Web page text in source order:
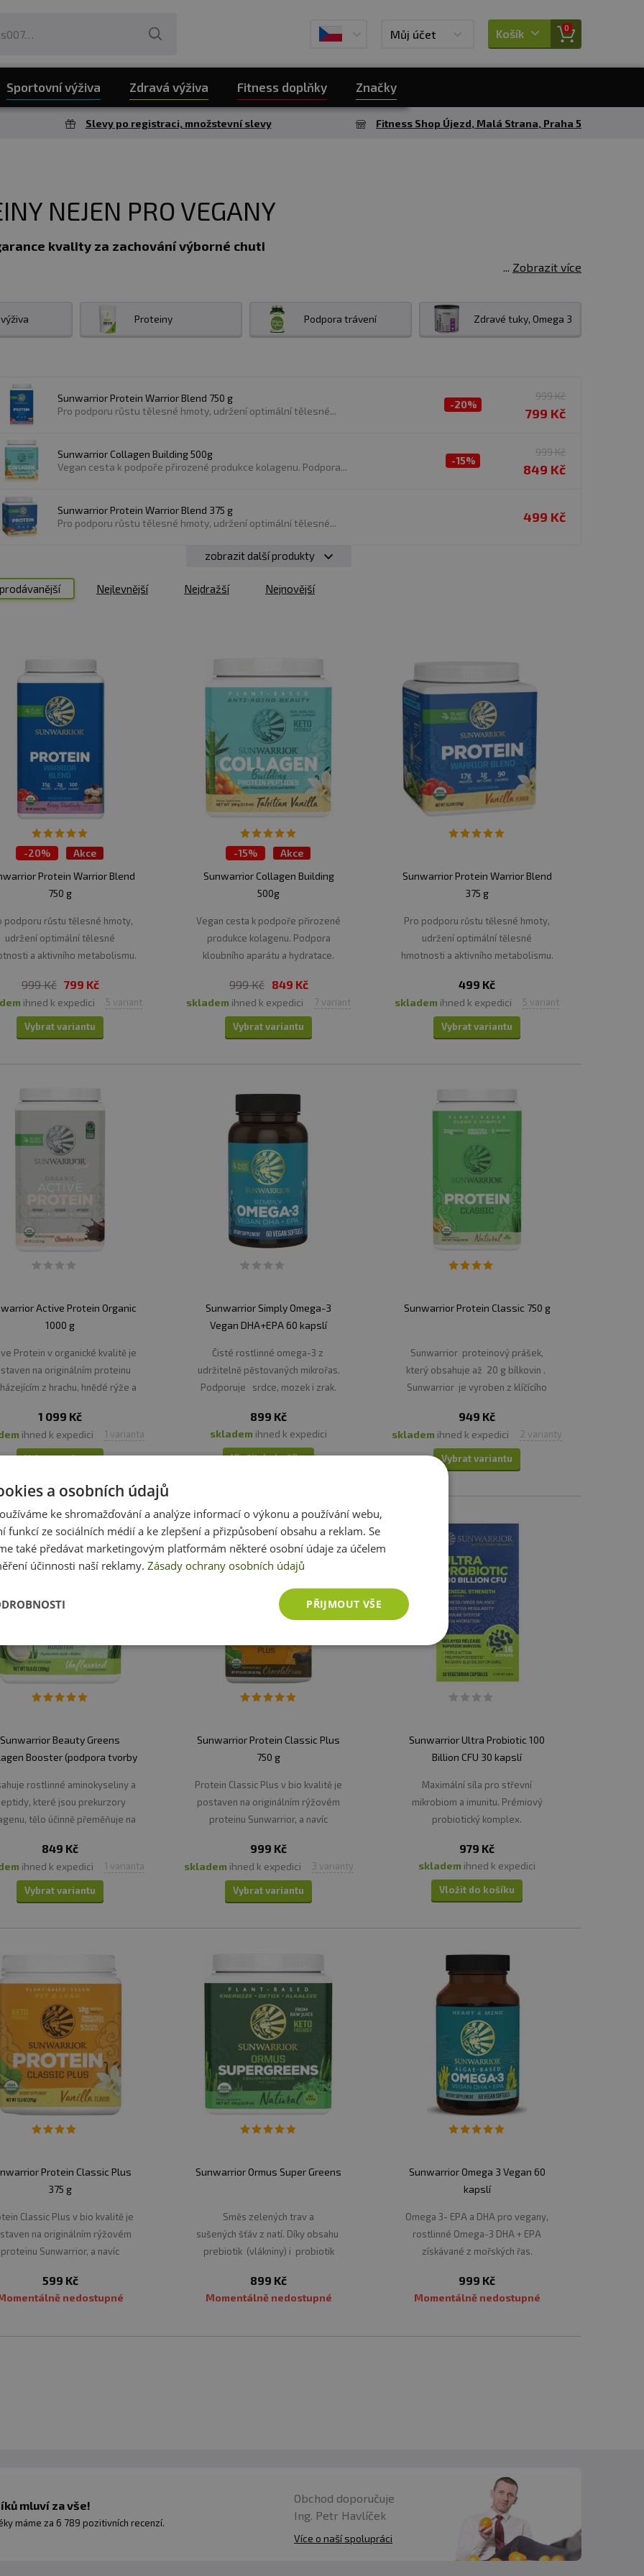
Můj účet Košík 0
Sportovní výživa Zdravá výživa Fitness doplňky Značky
Slevy po registraci, množstevní slevy Fitness Shop Újezd, Malá Strana, Praha 5
NEJEN PRO VEGANY
kvality za zachování výborné chuti
živin pro koncového zákazníka. Tím, že neobsahují lepek, laktózu a další běžně rozšířené
Mezi rostlinnými produkty pak nevynikají pouze precizním složením ale i chutí, která často
Zobrazit více
Proteiny Podpora trávení Zdravé tuky, Omega 3
Sunwarrior Protein Warrior Blend 750 g
Pro podporu růstu tělesné hmoty, udržení optimální tělesné...
-20%
999 Kč
799 Kč
Sunwarrior Collagen Building 500g
Vegan cesta k podpoře přirozené produkce kolagenu. Podpora...
-15%
999 Kč
849 Kč
Sunwarrior Protein Warrior Blend 375 g
Pro podporu růstu tělesné hmoty, udržení optimální tělesné...
499 Kč
zobrazit další produkty
Nejlevnější Nejdražší Nejnovější
-20%
Akce
Protein Warrior Blend
750 g
podporu růstu tělesné hmoty,
udržení optimální tělesné
a aktivního metabolismu.
999 Kč 799 Kč
ihned k expedici 5 variant
Vybrat variantu
-15%
Akce
Sunwarrior Collagen Building
500g
Vegan cesta k podpoře přirozené
produkce kolagenu. Podpora
kloubního aparátu a hydratace.
999 Kč 849 Kč
skladem ihned k expedici 7 variant
Vybrat variantu
Sunwarrior Protein Warrior Blend
375 g
Pro podporu růstu tělesné hmoty,
udržení optimální tělesné
hmotnosti a aktivního metabolismu.
499 Kč
skladem ihned k expedici 5 variant
Vybrat variantu
Active Protein Organic
1000 g
Protein v organické kvalitě je
na originálním proteinu
z hrachu, hnědé rýže a
1 099 Kč
ihned k expedici 1 varianta
Vybrat variantu
Sunwarrior Simply Omega-3
Vegan DHA+EPA 60 kapslí
Čisté rostlinné omega-3 z
udržitelně pěstovaných mikrořas.
Podporuje srdce, mozek i zrak.
899 Kč
skladem ihned k expedici
Vložit do košíku
Sunwarrior Protein Classic 750 g
Sunwarrior proteinový prášek,
který obsahuje až 20 g bílkovin .
Sunwarrior je vyroben z klíčícího
rostlin) a z otrub syrové naklíčené
celozrnné hnědé rýže.
949 Kč
skladem ihned k expedici 2 varianty
Vybrat variantu
Sunwarrior Beauty Greens
Booster (podpora tvorby
rostlinné aminokyseliny a
které jsou prekurzory
tělo účinně přeměňuje na
849 Kč
ihned k expedici 1 varianta
Vybrat variantu
Sunwarrior Protein Classic Plus
750 g
Protein Classic Plus v bio kvalitě je
postaven na originálním rýžovém
proteinu Sunwarrior, a navíc
chia semínek, quinoy a amarantu.
999 Kč
skladem ihned k expedici 3 varianty
Vybrat variantu
Sunwarrior Ultra Probiotic 100
Billion CFU 30 kapslí
Maximální síla pro střevní
mikrobiom a imunitu. Prémiový
probiotický komplex.
979 Kč
skladem ihned k expedici
Vložit do košíku
Protein Classic Plus
375 g
Classic Plus v bio kvalitě je
na originálním rýžovém
proteinu Sunwarrior, a navíc
semínek, quinoy a amarantu.
599 Kč
nedostupné
Sunwarrior Ormus Super Greens
Směs zelených trav a
sušených šťáv z natí. Díky obsahu
prebiotik (vlákniny) i probiotik
trávicí trakt. Obsahuje zázvor, který
tlumí pocity nevolnosti a podporuje
899 Kč
Momentálně nedostupné
Sunwarrior Omega 3 Vegan 60
kapslí
Omega 3- EPA a DHA pro vegany,
rostlinné Omega-3 DHA + EPA
získávané z mořských řas.
999 Kč
Momentálně nedostupné
mluví za vše!
máme za 6 789 pozitivních recenzí.
Obchod doporučuje
Ing. Petr Havlíček
Více o naší spolupráci
a osobních údajů
ke shromažďování a analýze informací o výkonu a používání webu,
funkcí ze sociálních médií a ke zlepšení a přizpůsobení obsahu a reklam. Se
také předávat marketingovým platformám některé osobní údaje za účelem
účinnosti naší reklamy. Zásady ochrany osobních údajů
PŘIJMOUT VŠE